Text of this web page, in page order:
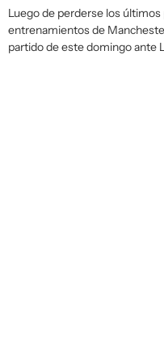
Luego de perderse los
entrenamientos de
partido de este domingo ante